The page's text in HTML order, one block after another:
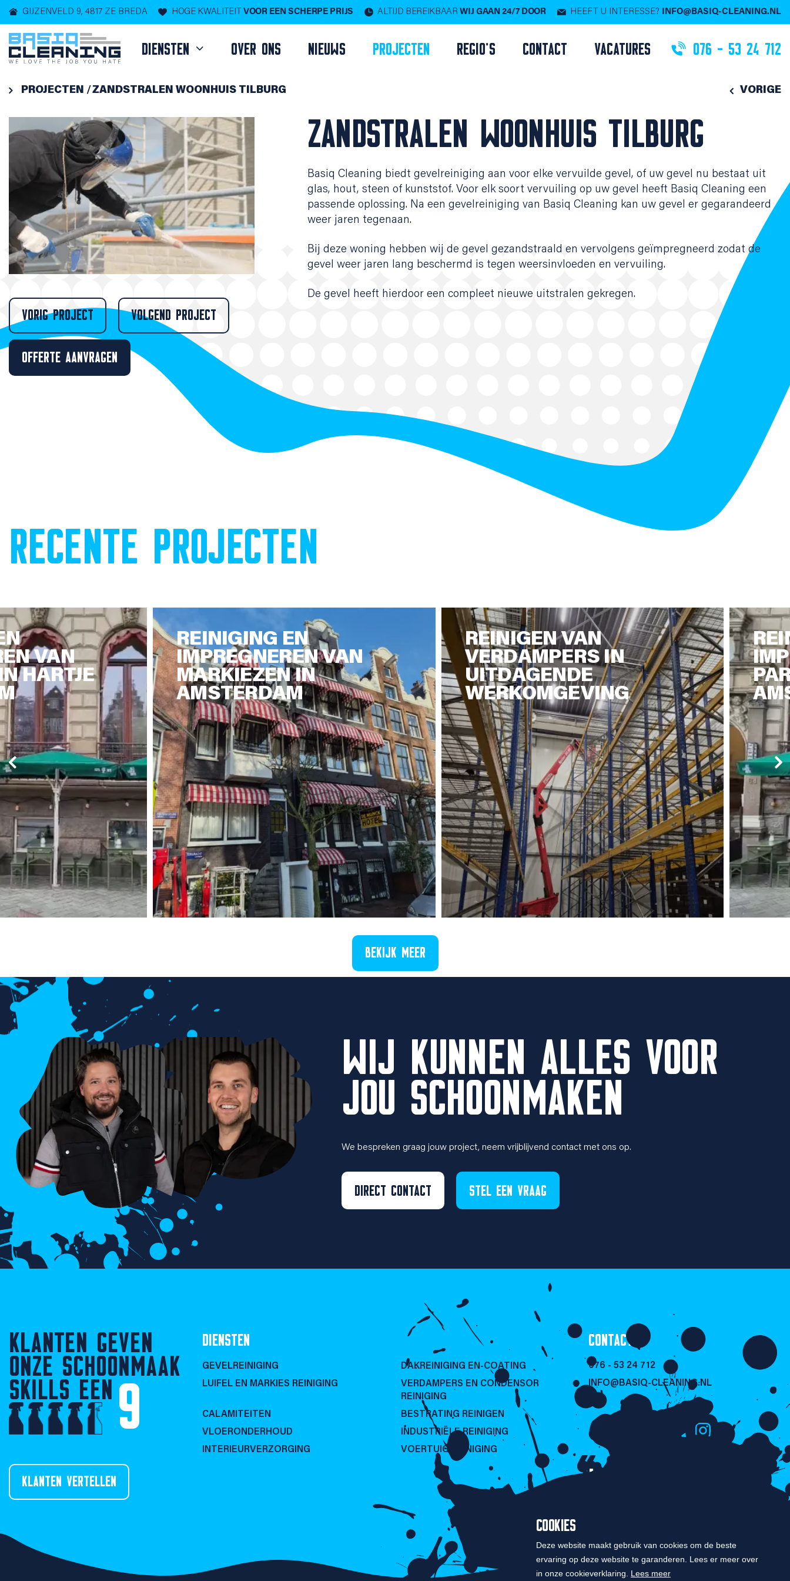
COOKIES
Deze website maakt gebruik van cookies om de beste
ervaring op deze website te garanderen. Lees er meer over
in onze cookieverklaring. Lees meer
GIJZENVELD 9, 4817 ZE BREDA HOGE KWALITEITVOOR EEN SCHERPE PRIJS ALTIJD BEREIKBAARWIJ GAAN 24/7 DOOR HEEFT U INTERESSE? INFO@BASIQ-CLEANING.NL
DIENSTEN OVER ONS NIEUWS PROJECTEN REGIO'S CONTACT VACATURES 076 - 53 24 712
 PROJECTEN ZANDSTRALEN WOONHUIS TILBURG VORIGE
VORIG PROJECT VOLGEND PROJECT
OFFERTE AANVRAGEN
ZANDSTRALEN WOONHUIS TILBURG
Basiq Cleaning biedt gevelreiniging aan voor elke vervuilde gevel, of uw gevel nu bestaat uit
glas, hout, steen of kunststof. Voor elk soort vervuiling op uw gevel heeft Basiq Cleaning een
passende oplossing. Na een gevelreiniging van Basiq Cleaning kan uw gevel er gegarandeerd
weer jaren tegenaan.
Bij deze woning hebben wij de gevel gezandstraald en vervolgens geïmpregneerd zodat de
gevel weer jaren lang beschermd is tegen weersinvloeden en vervuiling.
De gevel heeft hierdoor een compleet nieuwe uitstralen gekregen.
RECENTE PROJECTEN
VAN
HARTJE
REINIGING EN
IMPREGNEREN VAN
MARKIEZEN IN
AMSTERDAM
REINIGEN VAN
VERDAMPERS IN
UITDAGENDE
WERKOMGEVING
BEKIJK MEER
WIJ KUNNEN ALLES VOOR
JOU SCHOONMAKEN
We bespreken graag jouw project, neem vrijblijvend contact met ons op.
DIRECT CONTACT STEL EEN VRAAG
KLANTEN GEVEN
ONZE SCHOONMAAK
SKILLS EEN 9
KLANTEN VERTELLEN
DIENSTEN
GEVELREINIGING
DAKREINIGING EN-COATING
LUIFEL EN MARKIES REINIGING
VERDAMPERS EN CONDENSOR
REINIGING
CALAMITEITEN
BESTRATING REINIGEN
VLOERONDERHOUD
INDUSTRIËLE REINIGING
INTERIEURVERZORGING
VOERTUIG REINIGING
CONTACT
076 - 53 24 712
INFO@BASIQ-CLEANING.NL
NIET LULLEN